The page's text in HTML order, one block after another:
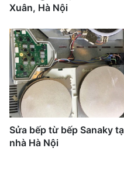
Xuân, Hà Nội
Sửa bếp từ bếp Sanaky
nhà Hà Nội